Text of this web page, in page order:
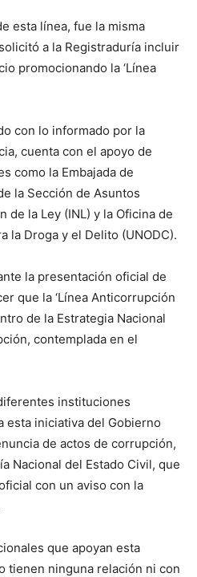
esta línea, fue la misma
a la Registraduría incluir
promocionando la ‘Línea
con lo informado por la
cuenta con el apoyo de
como la Embajada de
la Sección de Asuntos
de la Ley (INL) y la Oficina de
la Droga y el Delito (UNODC).
la presentación oficial de
que la ‘Línea Anticorrupción
de la Estrategia Nacional
contemplada en el
instituciones
esta iniciativa del Gobierno
de actos de corrupción,
Nacional del Estado Civil, que
con un aviso con la
que apoyan esta
tienen ninguna relación ni con